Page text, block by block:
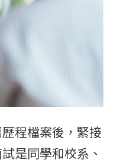
程檔案後，緊接
是同學和校系、